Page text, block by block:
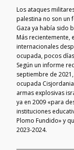
Los ataques
palestina no son un
Gaza ya había sido
Más recientemente,
internacionales
ocupada, pocos
Según un informe
septiembre de
ocupada
armas explosivas
ya en 2009 «para
instituciones
Plomo Fundido» y
2023-2024.